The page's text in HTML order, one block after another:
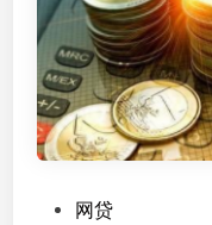
网贷